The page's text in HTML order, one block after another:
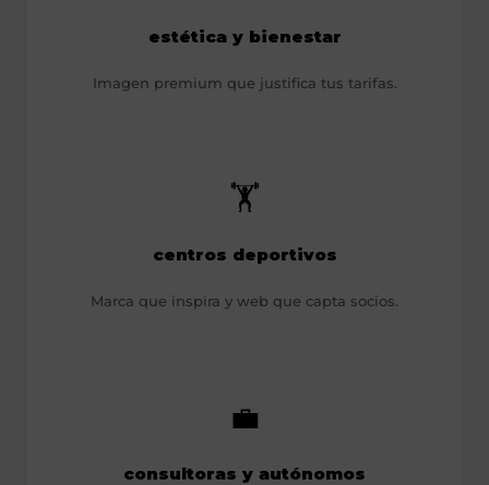
estética y bienestar
Imagen premium que justifica tus tarifas.
🏋️
centros deportivos
Marca que inspira y web que capta socios.
💼
consultoras y autónomos